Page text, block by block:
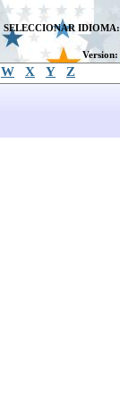
SELECCIONAR IDIOMA:
Version:
W X Y Z